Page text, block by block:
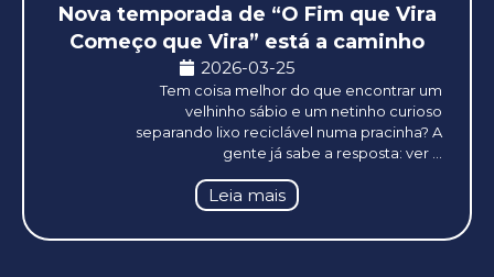
Nova temporada de “O Fim que Vira
Começo que Vira” está a caminho
2026-03-25
Tem coisa melhor do que encontrar um
velhinho sábio e um netinho curioso
separando lixo reciclável numa pracinha? A
gente já sabe a resposta: ver ...
Leia mais